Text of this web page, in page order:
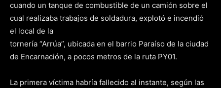
cuando un tanque de combustible de un camión sobre el
cual realizaba trabajos de soldadura, explotó e incendió
el local de la
tornería “Arrúa”, ubicada en el barrio Paraíso de la ciudad
de Encarnación, a pocos metros de la ruta PY01.
La primera víctima habría fallecido al instante, según las